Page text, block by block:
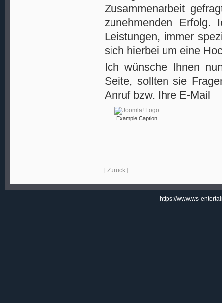
Zusammenarbeit
zunehmenden
Leistungen, immer
sich hierbei um eine
Ich wünsche Ihnen
Seite, sollten sie
Anruf bzw. Ihre E-Mail
Example Caption
[ Zurück ]
https://www.ws-